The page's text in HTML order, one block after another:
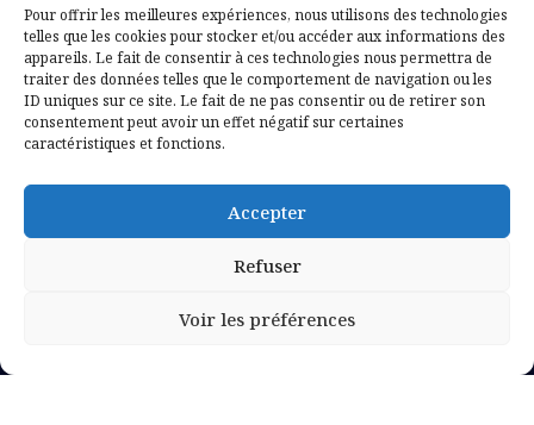
Pour offrir les meilleures expériences, nous utilisons des technologies
telles que les cookies pour stocker et/ou accéder aux informations des
appareils. Le fait de consentir à ces technologies nous permettra de
traiter des données telles que le comportement de navigation ou les
ID uniques sur ce site. Le fait de ne pas consentir ou de retirer son
consentement peut avoir un effet négatif sur certaines
caractéristiques et fonctions.
Accepter
Refuser
Voir les préférences
Mentions légales
Politique de confidentialité